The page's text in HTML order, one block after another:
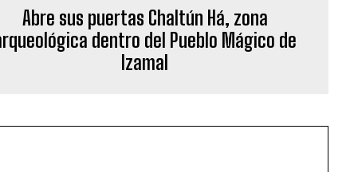
Abre sus puertas Chaltún Há, zona
dentro del Pueblo Mágico de
Izamal